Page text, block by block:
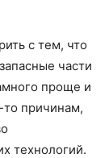
с тем, что
части
проще и
то причинам,
технологий.